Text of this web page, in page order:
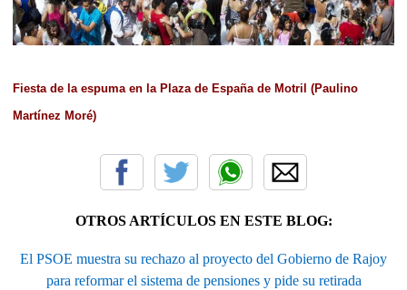
Fiesta de la espuma en la Plaza de España de Motril (Paulino
Martínez Moré)
OTROS ARTÍCULOS EN ESTE BLOG:
El PSOE muestra su rechazo al proyecto del Gobierno de Rajoy
para reformar el sistema de pensiones y pide su retirada